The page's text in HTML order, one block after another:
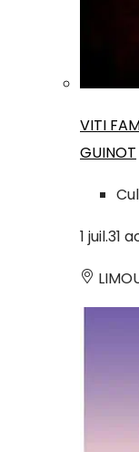
VITI
GUINOT
1 juil.31